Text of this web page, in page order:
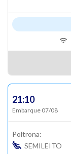
21:10
Embarque 07/08
Poltrona:
SEMILEITO